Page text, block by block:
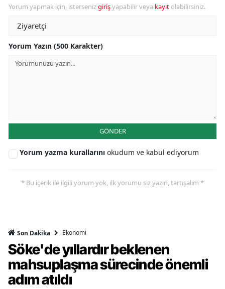
Yorum yapmak için, istersenizgirişyapabilir veya kayıt olabilirsiniz.
Yorum Yazın (500 Karakter)
GÖNDER
Yorum yazma kurallarını okudum ve kabul ediyorum
* Bu içerik ile ilgili yorum yok, ilk yorumu siz yazın, tartışalım *
Son Dakika Ekonomi
Söke'de yıllardır beklenen
mahsuplaşma sürecinde önemli
adım atıldı